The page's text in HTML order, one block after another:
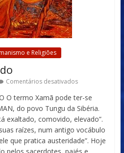
e Religiões
Comentários desativados
O termo Xamã pode ter-se
do povo Tungu da Sibéria.
exaltado, comovido, elevado”.
raízes, num antigo vocábulo
que pratica austeridade”. Hoje